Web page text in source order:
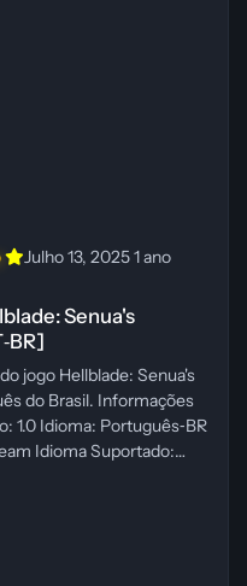
Julho 13, 20251 ano
Senua's
jogo Hellblade: Senua's
do Brasil. Informações
1.0 Idioma: Português‑BR
Idioma Suportado:
2025 Tamanho: 110 MB